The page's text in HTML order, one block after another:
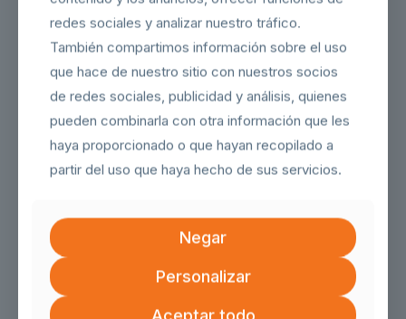
Productos
Electrodomesticos
Herramientas
Salud y Confort
Nuestra empresa
redes sociales y analizar nuestro tráfico.
También compartimos información sobre el uso
que hace de nuestro sitio con nuestros socios
de redes sociales, publicidad y análisis, quienes
pueden combinarla con otra información que les
haya proporcionado o que hayan recopilado a
partir del uso que haya hecho de sus servicios.
Negar
Personalizar